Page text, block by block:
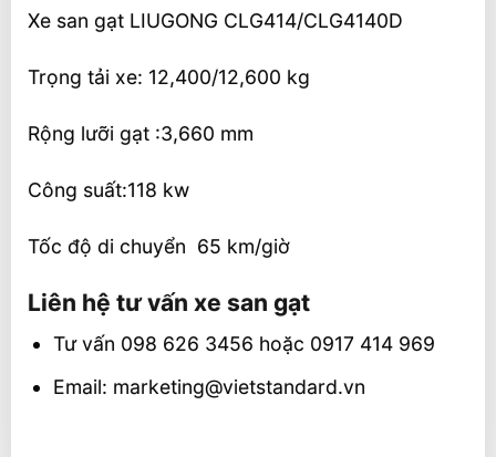
Xe san gạt LIUGONG CLG414/CLG4140D
Trọng tải xe: 12,400/12,600 kg
Rộng lưỡi gạt :3,660 mm
Công suất:118 kw
Tốc độ di chuyển 65 km/giờ
Liên hệ tư vấn xe san gạt
Tư vấn 098 626 3456 hoặc 0917 414 969
Email: marketing@vietstandard.vn